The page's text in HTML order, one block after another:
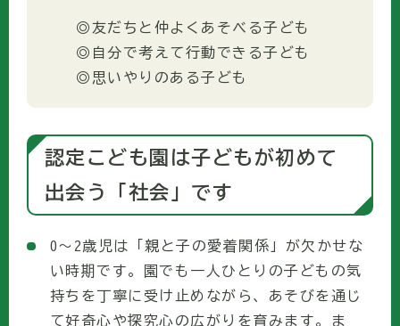
◎友だちと仲よくあそべる子ども
◎自分で考えて行動できる子ども
◎思いやりのある子ども
認定こども園は子どもが初めて
出会う「社会」です
0～2歳児は「親と子の愛着関係」が欠かせな
い時期です。園でも一人ひとりの子どもの気
持ちを丁寧に受け止めながら、あそびを通じ
て好奇心や探究心の広がりを育みます。ま